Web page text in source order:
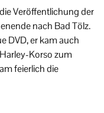
Veröffentlichung der
nach Bad Tölz.
DVD, er kam auch
Korso zum
feierlich die